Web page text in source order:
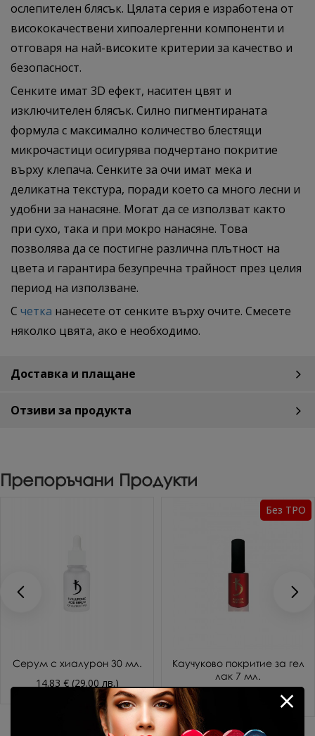
ослепителен блясък. Цялата серия е изработена от
висококачествени хипоалергенни компоненти и
отговаря на най-високите критерии за качество и
безопасност.
Сенките имат 3D ефект, наситен цвят и
изключителен блясък. Силно пигментираната
формула с максимално количество блестящи
микрочастици осигурява подчертано покритие
върху клепача. Сенките за очи имат мека и
деликатна текстура, поради което са много лесни и
удобни за нанасяне. Могат да се използват както
при сухо, така и при мокро нанасяне. Това
позволява да се постигне различна плътност на
цвета и гарантира безупречна трайност през целия
период на използване.
С четка нанесете от сенките върху очите. Смесете
няколко цвята, ако е необходимо.
Доставка и плащане
Отзиви за продукта
Препоръчани Продукти
Серум с хиалурон 30 мл.
14.83 € (29.00 лв.)
Без TPO
Каучуково покритие за гел
лак 7 мл.
10.69 € (20.91 лв.)